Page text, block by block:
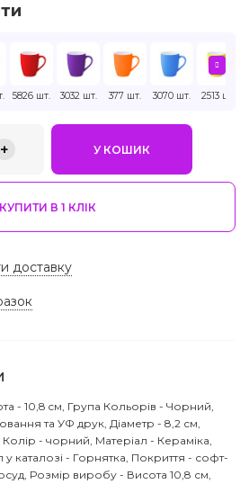
5826 шт. 3032 шт. 377 шт. 3070 шт. 2513 шт.
+ У КОШИК
КУПИТИ В 1 КЛIК
доставку
- 10,8 cм, Група Кольорів - Чорний,
та УФ друк, Діаметр - 8,2 см,
Колір - чорний, Матеріал - Кераміка,
каталозі - Горнятка, Покриття - софт-
Розмір виробу - Висота 10,8 см,